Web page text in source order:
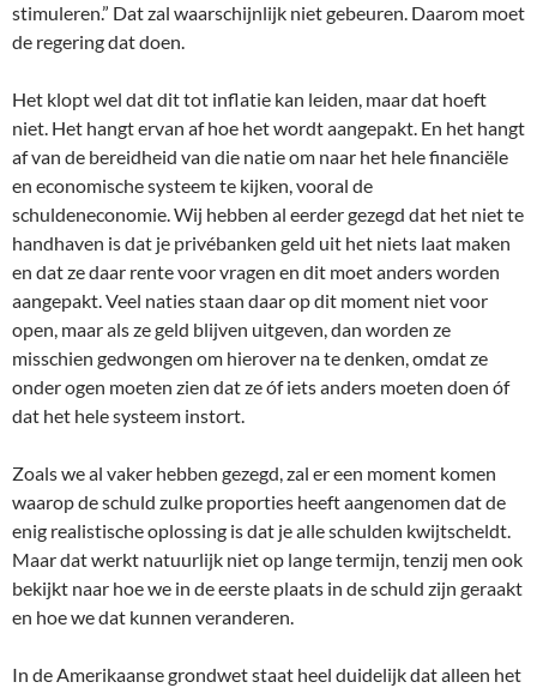
stimuleren.” Dat zal waarschijnlijk niet gebeuren. Daarom moet
de regering dat doen.
Het klopt wel dat dit tot inflatie kan leiden, maar dat hoeft
niet. Het hangt ervan af hoe het wordt aangepakt. En het hangt
af van de bereidheid van die natie om naar het hele financiële
en economische systeem te kijken, vooral de
schuldeneconomie. Wij hebben al eerder gezegd dat het niet te
handhaven is dat je privébanken geld uit het niets laat maken
en dat ze daar rente voor vragen en dit moet anders worden
aangepakt. Veel naties staan daar op dit moment niet voor
open, maar als ze geld blijven uitgeven, dan worden ze
misschien gedwongen om hierover na te denken, omdat ze
onder ogen moeten zien dat ze óf iets anders moeten doen óf
dat het hele systeem instort.
Zoals we al vaker hebben gezegd, zal er een moment komen
waarop de schuld zulke proporties heeft aangenomen dat de
enig realistische oplossing is dat je alle schulden kwijtscheldt.
Maar dat werkt natuurlijk niet op lange termijn, tenzij men ook
bekijkt naar hoe we in de eerste plaats in de schuld zijn geraakt
en hoe we dat kunnen veranderen.
In de Amerikaanse grondwet staat heel duidelijk dat alleen het